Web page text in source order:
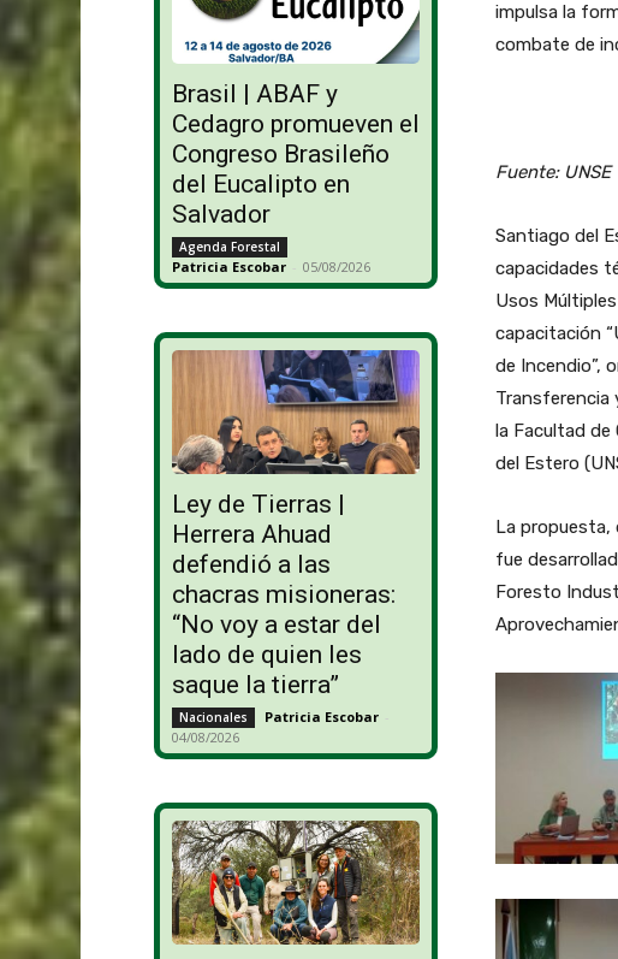
Brasil | ABAF y
Cedagro promueven el
Congreso Brasileño
del Eucalipto en
Salvador
Agenda Forestal
Patricia Escobar - 05/08/2026
Ley de Tierras |
Herrera Ahuad
defendió a las
chacras misioneras:
“No voy a estar del
lado de quien les
saque la tierra”
Nacionales Patricia Escobar -
04/08/2026
impulsa la
combate de
Fuente: UNSE
Santiago del
capacidades
Usos
capacitación
de Incendio”,
Transferencia
la Facultad de
del Estero
La
fue
Foresto